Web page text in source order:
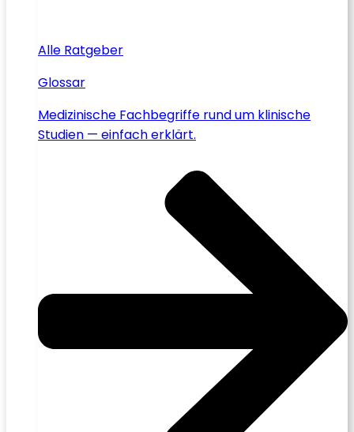
Alle Ratgeber
Glossar
Medizinische Fachbegriffe rund um klinische
Studien — einfach erklärt.